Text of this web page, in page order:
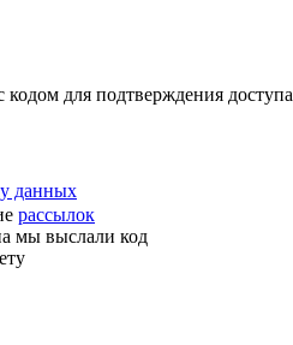
для подтверждения доступа
данных
рассылок
мы выслали код